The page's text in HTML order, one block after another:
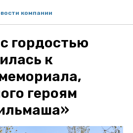
компании
с гордостью
к
героям